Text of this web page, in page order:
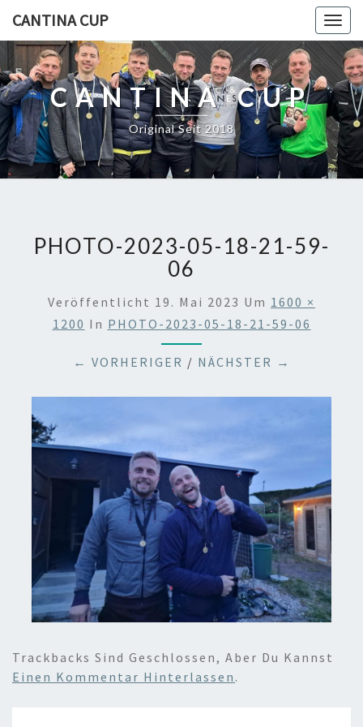
CANTINA CUP
CANTINA CUP
Original Seit 2018
PHOTO-2023-05-18-21-59-
06
Veröffentlicht 19. Mai 2023 Um 1600 ×
1200 In PHOTO-2023-05-18-21-59-06
← VORHERIGER / NÄCHSTER →
Trackbacks Sind Geschlossen, Aber Du Kannst
Einen Kommentar Hinterlassen .